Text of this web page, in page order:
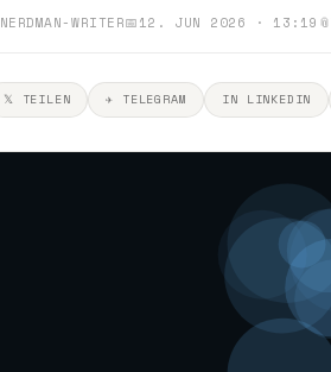
NERDMAN-WRITER📅12. JUN 2026 · 13:19 📎
𝕏 TEILEN ✈ TELEGRAM IN LINKEDIN